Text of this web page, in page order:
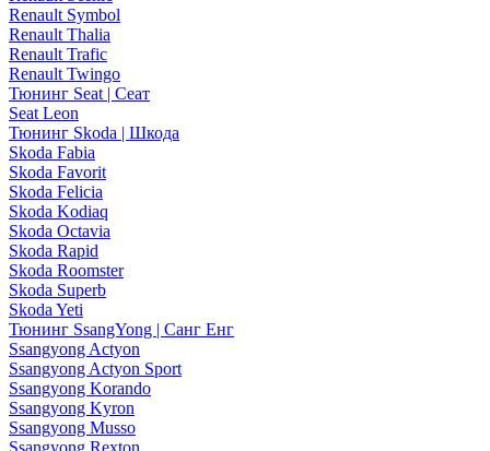
Renault Symbol
Renault Thalia
Renault Trafic
Renault Twingo
Тюнинг Seat | Сеат
Seat Leon
Тюнинг Skoda | Шкода
Skoda Fabia
Skoda Favorit
Skoda Felicia
Skoda Kodiaq
Skoda Octavia
Skoda Rapid
Skoda Roomster
Skoda Superb
Skoda Yeti
Тюнинг SsangYong | Санг Енг
Ssangyong Actyon
Ssangyong Actyon Sport
Ssangyong Korando
Ssangyong Kyron
Ssangyong Musso
Ssangyong Rexton